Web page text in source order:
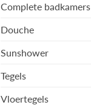
Complete badkamers
Douche
Sunshower
Tegels
Vloertegels